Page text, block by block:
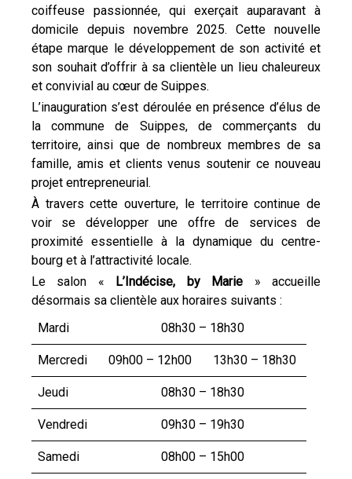
coiffeuse passionnée, qui exerçait auparavant à
domicile depuis novembre 2025. Cette nouvelle
étape marque le développement de son activité et
son souhait d’offrir à sa clientèle un lieu chaleureux
et convivial au cœur de Suippes.
L’inauguration s’est déroulée en présence d’élus de
la commune de Suippes, de commerçants du
territoire, ainsi que de nombreux membres de sa
famille, amis et clients venus soutenir ce nouveau
projet entrepreneurial.
À travers cette ouverture, le territoire continue de
voir se développer une offre de services de
proximité essentielle à la dynamique du centre-
bourg et à l’attractivité locale.
Le salon « L’Indécise, by Marie » accueille
désormais sa clientèle aux horaires suivants :
Mardi
08h30 – 18h30
Mercredi 09h00 – 12h00 13h30 – 18h30
Jeudi 08h30 – 18h30
Vendredi 09h30 – 19h30
Samedi 08h00 – 15h00